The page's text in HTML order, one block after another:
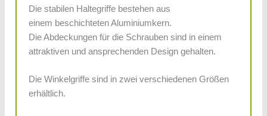
Die stabilen Haltegriffe bestehen aus
einem beschichteten Aluminiumkern.
Die Abdeckungen für die Schrauben sind in einem
attraktiven und ansprechenden Design gehalten.
Die Winkelgriffe sind in zwei verschiedenen Größen
erhältlich.